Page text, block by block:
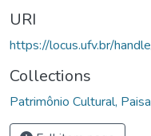
URI
https://locus.ufv.br/
Collections
Patrimônio Cultural,